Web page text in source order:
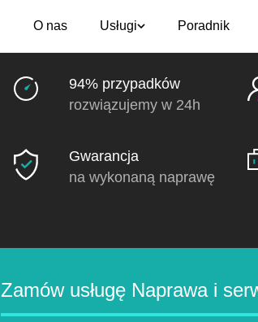
O nas Usługi Poradnik
94% przypadków
rozwiązujemy w 24h
Gwarancja
na wykonaną naprawę
Zamów usługę Naprawa i